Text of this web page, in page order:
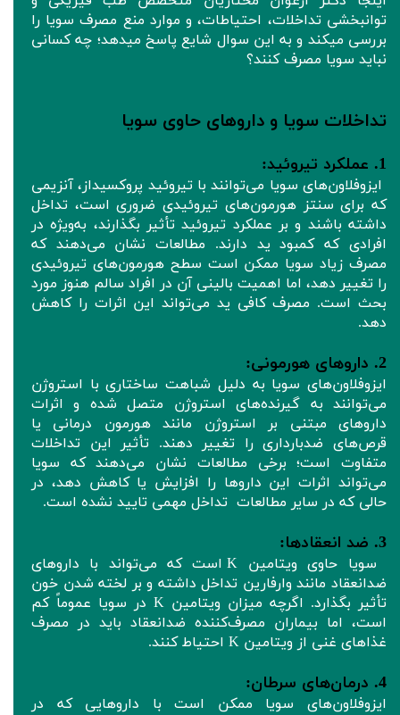
توانبخشی تداخلات، احتیاطات، و موارد منع مصرف سویا را
بررسی میکند و به این سوال شایع پاسخ میدهد؛ چه کسانی
نباید سویا مصرف کنند؟
تداخلات سویا و داروهای حاوی سویا
1. عملکرد تیروئید:
ایزوفلاون‌های سویا می‌توانند با تیروئید پروکسیداز، آنزیمی
که برای سنتز هورمون‌های تیروئیدی ضروری است، تداخل
داشته باشند و بر عملکرد تیروئید تأثیر بگذارند، به‌ویژه در
افرادی که کمبود ید دارند. مطالعات نشان می‌دهند که
مصرف زیاد سویا ممکن است سطح هورمون‌های تیروئیدی
را تغییر دهد، اما اهمیت بالینی آن در افراد سالم هنوز مورد
بحث است. مصرف کافی ید می‌تواند این اثرات را کاهش
دهد.
2. داروهای هورمونی:
ایزوفلاون‌های سویا به دلیل شباهت ساختاری با استروژن
می‌توانند به گیرنده‌های استروژن متصل شده و اثرات
داروهای مبتنی بر استروژن مانند هورمون‌ درمانی یا
قرص‌های ضدبارداری را تغییر دهند. تأثیر این تداخلات
متفاوت است؛ برخی مطالعات نشان می‌دهند که سویا
می‌تواند اثرات این داروها را افزایش یا کاهش دهد، در
حالی که در سایر مطالعات تداخل مهمی تایید نشده است.
3. ضد انعقادها:
سویا حاوی ویتامین K است که می‌تواند با داروهای
ضدانعقاد مانند وارفارین تداخل داشته و بر لخته شدن خون
تأثیر بگذارد. اگرچه میزان ویتامین K در سویا عموماً کم
است، اما بیماران مصرف‌کننده ضدانعقاد باید در مصرف
غذاهای غنی از ویتامین K احتیاط کنند.
4. درمان‌های سرطان:
ایزوفلاون‌های سویا ممکن است با داروهایی که در